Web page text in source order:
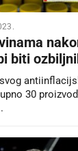
biti
30